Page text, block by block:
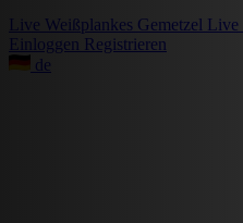
Live Weißplankes Gemetzel Live
Einloggen Registrieren
de